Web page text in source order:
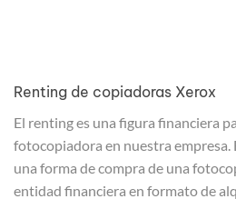
Renting de copiadoras Xerox
El renting es una figura financiera
fotocopiadora en nuestra empresa.
una forma de compra de una
entidad financiera en formato de